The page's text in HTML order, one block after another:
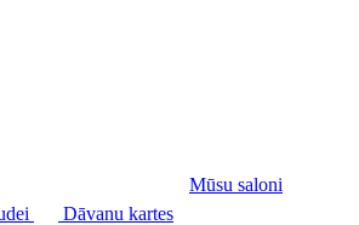
Mūsu saloni
Dāvanu kartes